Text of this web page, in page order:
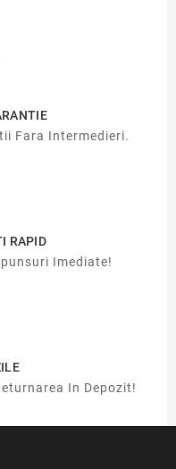
Fara Intermedieri.
RAPID
Imediate!
In Depozit!